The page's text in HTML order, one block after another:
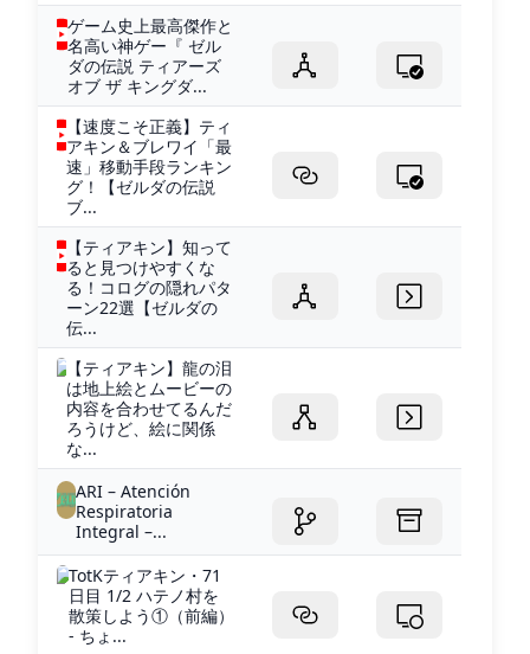
ゲーム史上最高傑作と
名高い神ゲー『 ゼル
ダの伝説 ティアーズ
オブ ザ キングダ...
【速度こそ正義】ティ
アキン＆ブレワイ「最
速」移動手段ランキン
グ！【ゼルダの伝説
ブ...
【ティアキン】知って
ると見つけやすくな
る！コログの隠れパタ
ーン22選【ゼルダの
伝...
【ティアキン】龍の泪
は地上絵とムービーの
内容を合わせてるんだ
ろうけど、絵に関係
な...
ARI – Atención
Respiratoria
Integral –...
TotKティアキン・71
日目 1/2 ハテノ村を
散策しよう①（前編）
- ちょ...